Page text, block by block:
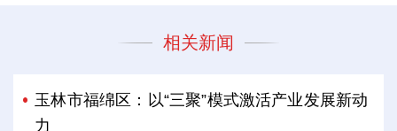
相关新闻
玉林市福绵区：以“三聚”模式激活产业发展新动
力